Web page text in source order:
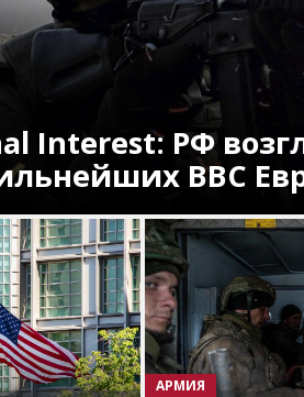
Interest: РФ
ВВС
АРМИЯ